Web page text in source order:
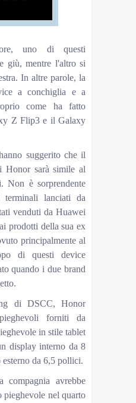
uno di questi
giù, mentre l'altro si
In altre parole, la
a conchiglia e a
come ha fatto
Z Flip3 e il Galaxy
suggerito che il
Honor sarà simile al
Non è sorprendente
lanciati da
venduti da Huawei
prodotti della sua ex
principalmente al
di questi device
quando i due brand
di DSCC, Honor
forniti da
in stile tablet
display interno da 8
da 6,5 ​​pollici.
compagnia avrebbe
nel quarto